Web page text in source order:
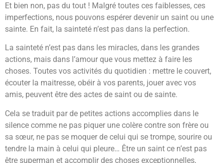
Et bien non, pas du tout ! Malgré toutes ces faiblesses, ces
imperfections, nous pouvons espérer devenir un saint ou une
sainte. En fait, la sainteté n’est pas dans la perfection.
La sainteté n’est pas dans les miracles, dans les grandes
actions, mais dans l’amour que vous mettez à faire les
choses. Toutes vos activités du quotidien : mettre le couvert,
écouter la maitresse, obéir à vos parents, jouer avec vos
amis, peuvent être des actes de saint ou de sainte.
Cela se traduit par de petites actions accomplies dans le
silence comme ne pas piquer une colère contre son frère ou
sa sœur, ne pas se moquer de celui qui se trompe, sourire ou
tendre la main à celui qui pleure… Être un saint ce n’est pas
être superman et accomplir des choses exceptionnelles,